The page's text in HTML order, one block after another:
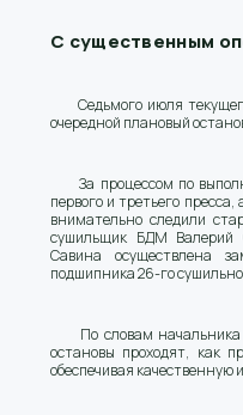
С существенным
Седьмого июля
очередной плановый
За процессом по
первого и третьего
внимательно следили
сушильщик БДМ Валерий
Савина осуществлена
подшипника 26-го
По словам начальника
остановы проходят, как
обеспечивая